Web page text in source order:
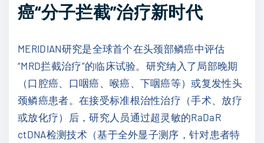
癌“分子拦截”治疗新时代
MERIDIAN研究是全球首个在头颈部鳞癌中评估
“MRD拦截治疗”的临床试验。研究纳入了局部晚期
（口腔癌、口咽癌、喉癌、下咽癌等）或复发性头
颈鳞癌患者。在接受标准根治性治疗（手术、放疗
或放化疗）后，研究人员通过超灵敏的RaDaR
ctDNA检测技术（基于全外显子测序，针对患者特